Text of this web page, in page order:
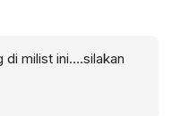
di milist ini….silakan